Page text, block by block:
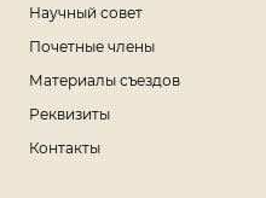
Научный совет
Почетные члены
Материалы съездов
Реквизиты
Контакты